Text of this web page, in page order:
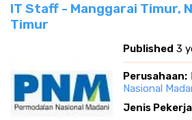
IT Staff - Manggarai Timur,
Timur
Published 3
Perusahaan:
Nasional
Jenis